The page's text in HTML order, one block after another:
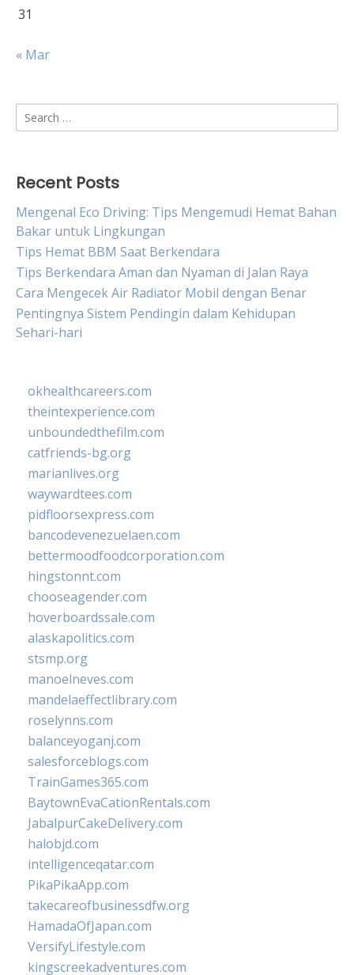
31
« Mar
Search
for:
Recent Posts
Mengenal Eco Driving: Tips Mengemudi Hemat Bahan
Bakar untuk Lingkungan
Tips Hemat BBM Saat Berkendara
Tips Berkendara Aman dan Nyaman di Jalan Raya
Cara Mengecek Air Radiator Mobil dengan Benar
Pentingnya Sistem Pendingin dalam Kehidupan
Sehari-hari
okhealthcareers.com
theintexperience.com
unboundedthefilm.com
catfriends-bg.org
marianlives.org
waywardtees.com
pidfloorsexpress.com
bancodevenezuelaen.com
bettermoodfoodcorporation.com
hingstonnt.com
chooseagender.com
hoverboardssale.com
alaskapolitics.com
stsmp.org
manoelneves.com
mandelaeffectlibrary.com
roselynns.com
balanceyoganj.com
salesforceblogs.com
TrainGames365.com
BaytownEvaCationRentals.com
JabalpurCakeDelivery.com
halobjd.com
intelligenceqatar.com
PikaPikaApp.com
takecareofbusinessdfw.org
HamadaOfJapan.com
VersifyLifestyle.com
kingscreekadventures.com